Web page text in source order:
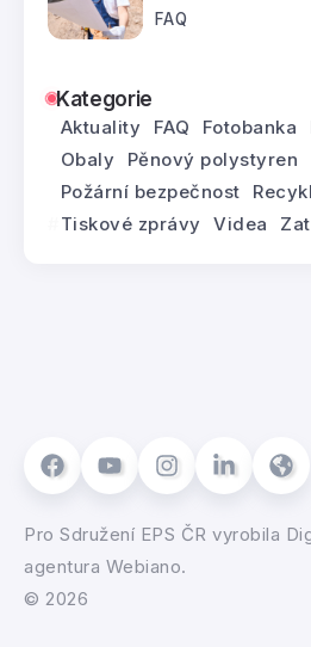
FAQ
Kategorie
Aktuality FAQ Fotobanka
Obaly
Pěnový polystyren
Požární bezpečnost
Tiskové zprávy
Videa
Pro Sdružení EPS ČR vyrobila
agentura Webiano.
© 2026